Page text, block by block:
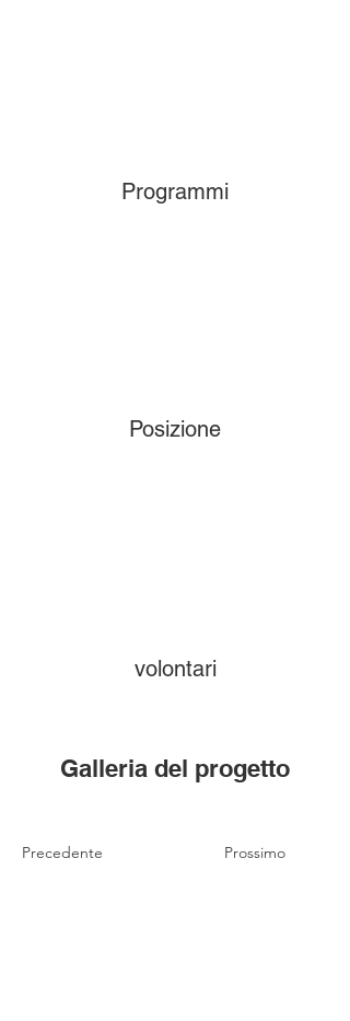
Programmi
Posizione
volontari
Galleria del progetto
Precedente Prossimo